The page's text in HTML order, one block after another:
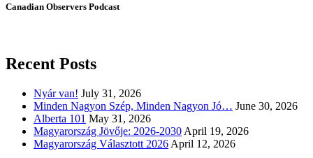
Canadian Observers Podcast
Recent Posts
Nyár van! July 31, 2026
Minden Nagyon Szép, Minden Nagyon Jó… June 30, 2026
Alberta 101 May 31, 2026
Magyarország Jövője: 2026-2030 April 19, 2026
Magyarország Választott 2026 April 12, 2026